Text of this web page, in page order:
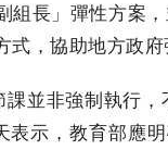
組長」彈性方案
，協助地方政府
並非強制執行
表示，教育部應